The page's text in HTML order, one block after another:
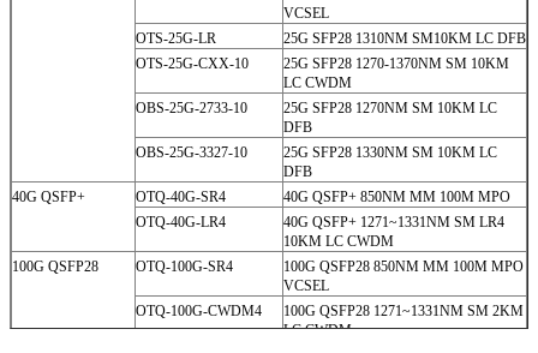
3,0 a 3,6
Corriente de polarización 0 a 100 mamá
-9 a -3 dBm
-23 a -3 dBm